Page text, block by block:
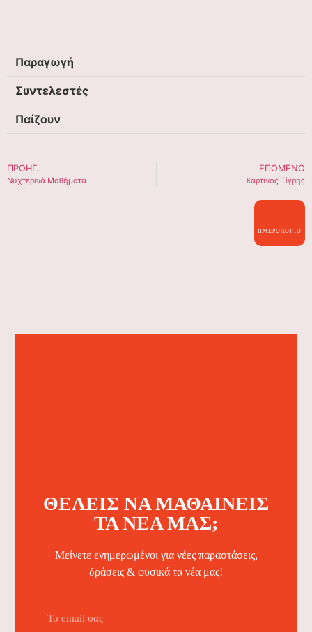
Παραγωγή
Συντελεστές
Παίζουν
ΠΡΟΗΓ.
Νυχτερινά Μαθήματα
ΕΠΌΜΕΝΟ
Χάρτινος Τίγρης
ΗΜΕΡΟΛΌΓΙΟ
ΘΈΛΕΙΣ ΝΑ ΜΑΘΑΊΝΕΙΣ
ΤΑ ΝΈΑ ΜΑΣ;
Μείνετε ενημερωμένοι για νέες παραστάσεις,
δράσεις & φυσικά τα νέα μας!